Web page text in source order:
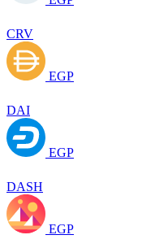
CRV
EGP
DAI
EGP
DASH
EGP